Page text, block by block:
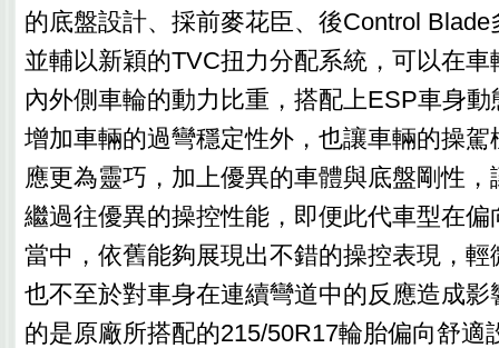
的底盤設計、採前麥花臣、後Control
並輔以新穎的TVC扭力分配系統，可以在
內外側車輪的動力比重，搭配上ESP車身
增加車輛的過彎穩定性外，也讓車輛的操
應更為靈巧，加上優異的車體與底盤剛性
繼過往優異的操控性能，即便此代車型在
當中，依舊能夠展現出不錯的操控表現，
也不至於對車身在連續彎道中的反應造成
的是原廠所搭配的215/50R17輪胎偏向舒適